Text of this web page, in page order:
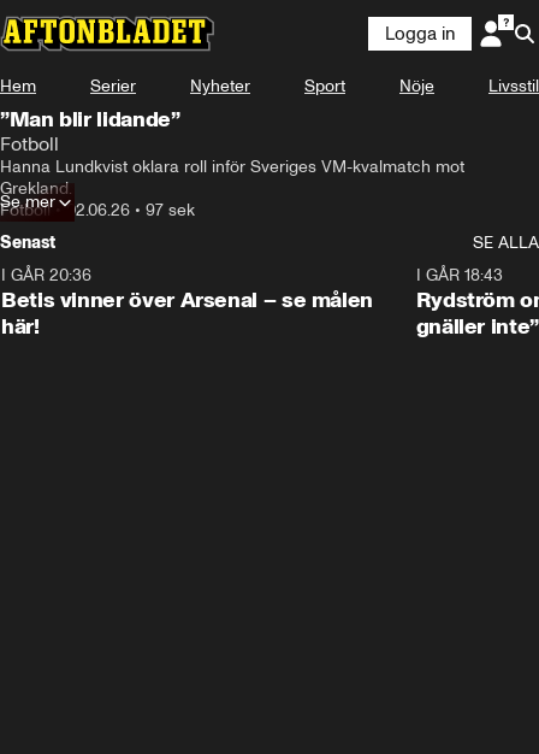
Logga in
Hem Serier Nyheter Sport Nöje Livsstil
”Man blir lidande”
Fotboll
Hanna Lundkvist oklara roll inför Sveriges VM-kvalmatch mot
Grekland.
Fotboll•02.06.26 • 97 sek
Se mer
Senast
SE ALLA
I GÅR 20:36
Betis vinner över Arsenal – se målen
här!
I GÅR 18:43
Rydström
gnäller inte”